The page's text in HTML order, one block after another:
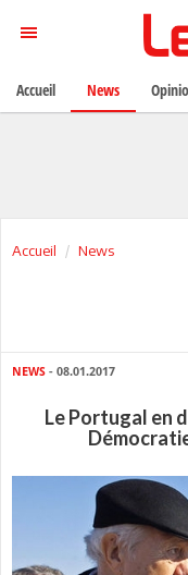
Accueil News
NEWS - 08.01.2017
Le Portugal en
Accueil News